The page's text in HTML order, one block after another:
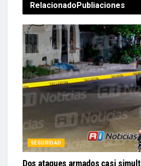
Relacionado Publiaciones
SEGURIDAD
Dos ataques armados casi